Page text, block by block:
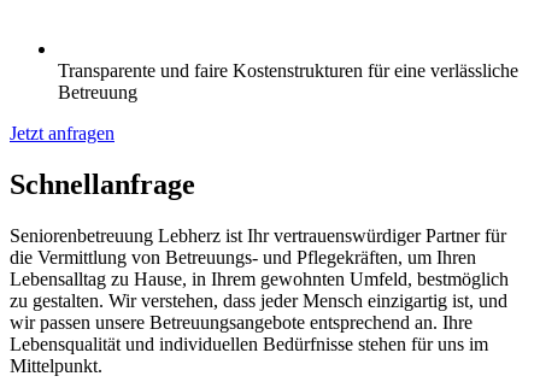
Transparente und faire Kostenstrukturen für eine verlässliche
Betreuung
Jetzt anfragen
Schnell­anfrage
Seniorenbetreuung Lebherz ist Ihr vertrauenswürdiger Partner für
die Vermittlung von Betreuungs- und Pflegekräften, um Ihren
Lebensalltag zu Hause, in Ihrem gewohnten Umfeld, bestmöglich
zu gestalten. Wir verstehen, dass jeder Mensch einzigartig ist, und
wir passen unsere Betreuungsangebote entsprechend an. Ihre
Lebensqualität und individuellen Bedürfnisse stehen für uns im
Mittelpunkt.